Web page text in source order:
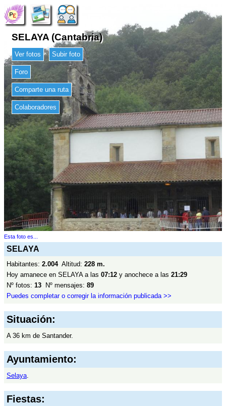
SELAYA (Cantabria)
Ver fotos Subir foto
Foro
Comparte una ruta
Colaboradores
Esta foto es...
SELAYA
Habitantes: 2.004Altitud: 228 m.
Hoy amanece en SELAYA a las 07:12 y anochece a las 21:29
Nº fotos: 13 Nº mensajes: 89
Puedes completar o corregir la información publicada >>
Situación:
A 36 km de Santander.
Ayuntamiento:
Selaya.
Fiestas: